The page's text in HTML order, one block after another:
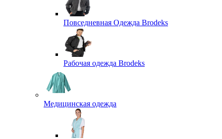
Повседневная Одежда Brodeks
Рабочая одежда Brodeks
Медицинская одежда